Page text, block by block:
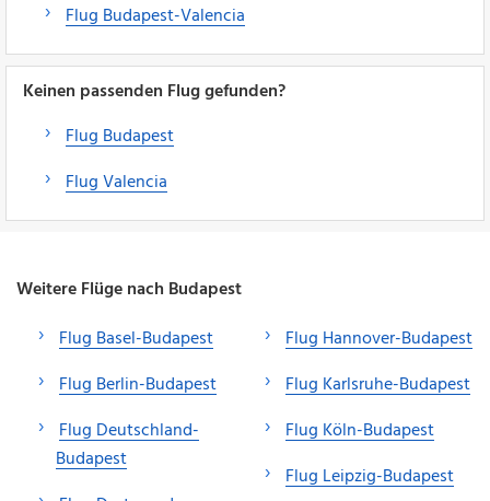
Flug Budapest-Valencia
Keinen passenden Flug gefunden?
Flug Budapest
Flug Valencia
Weitere Flüge nach Budapest
Flug Basel-Budapest
Flug Berlin-Budapest
Flug Deutschland-
Budapest
Flug Hannover-Budapest
Flug Karlsruhe-Budapest
Flug Köln-Budapest
Flug Leipzig-Budapest